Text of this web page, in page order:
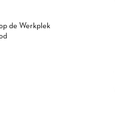
de Werkplek